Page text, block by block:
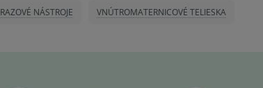
NÁSTROJE VNÚTROMATERNICOVÉ TELIESKA